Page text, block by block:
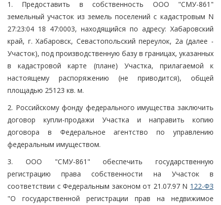
1. Предоставить в собственность ООО "СМУ-861"
земельный участок из земель поселений с кадастровым N
27:23:04 18 47:0003, находящийся по адресу: Хабаровский
край, г. Хабаровск, Севастопольский переулок, 2а (далее -
Участок), под производственную базу в границах, указанных
в кадастровой карте (плане) Участка, прилагаемой к
настоящему распоряжению (не приводится), общей
площадью 25123 кв. м.
2. Российскому фонду федерального имущества заключить
договор купли-продажи Участка и направить копию
договора в Федеральное агентство по управлению
федеральным имуществом.
3. ООО "СМУ-861" обеспечить государственную
регистрацию права собственности на Участок в
соответствии с Федеральным законом от 21.07.97 N 122-ФЗ
"О государственной регистрации прав на недвижимое